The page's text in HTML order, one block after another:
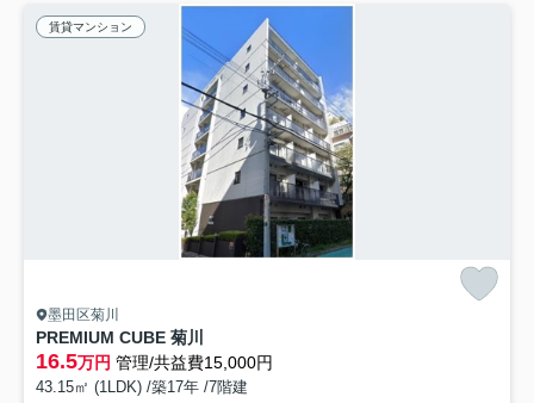
賃貸マンション
墨田区菊川
PREMIUM CUBE 菊川
16.5万円 管理/共益費15,000円
43.15㎡ (1LDK) /築17年 /7階建